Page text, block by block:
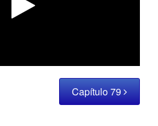
Capítulo 79